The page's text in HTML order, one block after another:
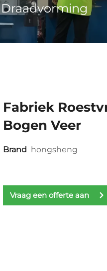
Draadvorming
Fabriek
Bogen Veer
Brand hongsheng
Vraag een offerte aan